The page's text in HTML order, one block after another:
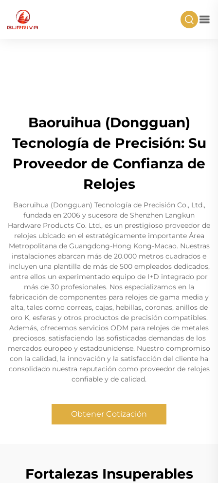
Baoruihua (Dongguan)
Tecnología de Precisión: Su
Proveedor de Confianza de
Relojes
Baoruihua (Dongguan) Tecnología de Precisión Co., Ltd.,
fundada en 2006 y sucesora de Shenzhen Langkun
Hardware Products Co. Ltd., es un prestigioso proveedor de
relojes ubicado en el estratégicamente importante Área
Metropolitana de Guangdong-Hong Kong-Macao. Nuestras
instalaciones abarcan más de 20.000 metros cuadrados e
incluyen una plantilla de más de 500 empleados dedicados,
entre ellos un experimentado equipo de I+D integrado por
más de 30 profesionales. Nos especializamos en la
fabricación de componentes para relojes de gama media y
alta, tales como correas, cajas, hebillas, coronas, anillos de
oro K, esferas y otros productos de precisión compatibles.
Además, ofrecemos servicios ODM para relojes de metales
preciosos, satisfaciendo las sofisticadas demandas de los
mercados europeo y estadounidense. Nuestro compromiso
con la calidad, la innovación y la satisfacción del cliente ha
consolidado nuestra reputación como proveedor de relojes
confiable y de calidad.
Obtener Cotización
Fortalezas Insuperables